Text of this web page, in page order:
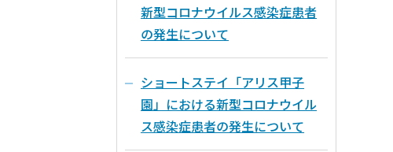
新型コロナウイルス感染症患者
の発生について
ショートステイ「アリス甲子
園」における新型コロナウイル
ス感染症患者の発生について